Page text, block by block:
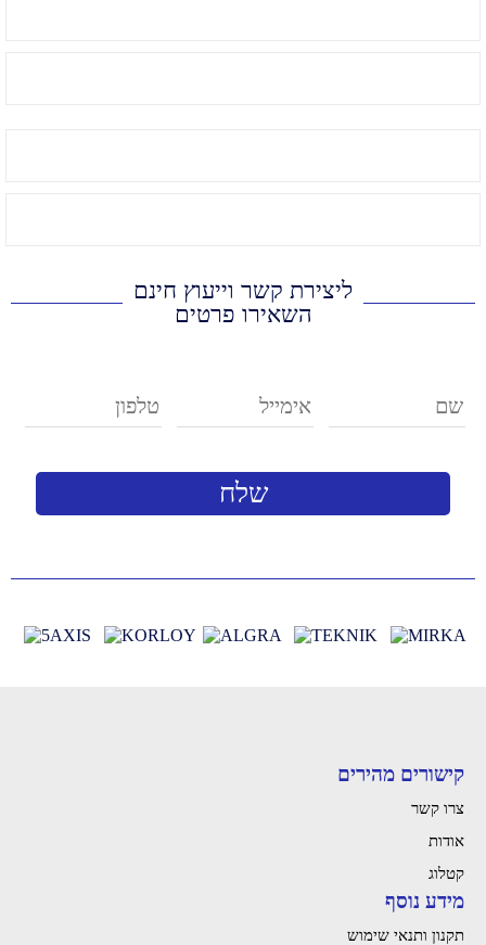
ליצירת קשר וייעוץ חינם
השאירו פרטים
קישורים מהירים
צרו קשר
אודות
קטלוג
מידע נוסף
תקנון ותנאי שימוש